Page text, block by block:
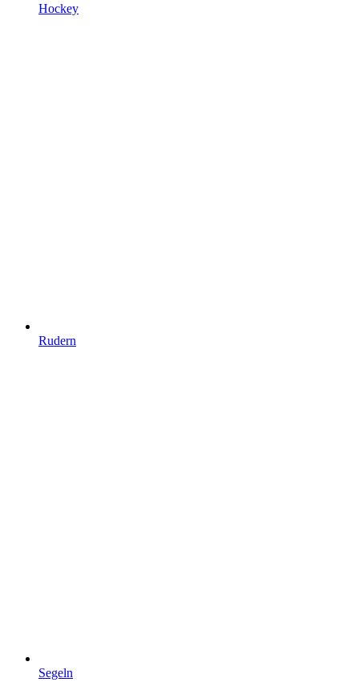
Hockey
Rudern
Segeln